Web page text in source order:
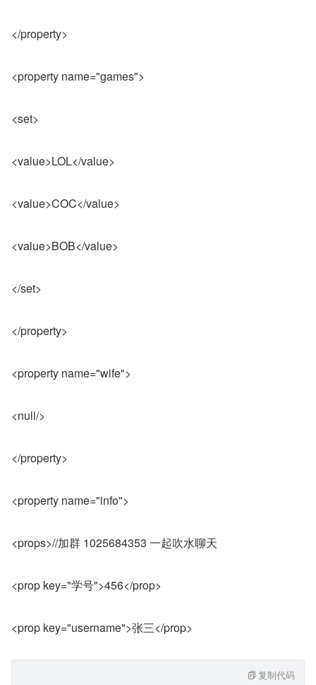
</property>
<property name="games">
<set>
<value>LOL</value>
<value>COC</value>
<value>BOB</value>
</set>
</property>
<property name="wife">
<null/>
</property>
<property name="info">
<props>//加群 1025684353 一起吹水聊天
<prop key="学号">456</prop>
<prop key="username">张三</prop>
复制代码